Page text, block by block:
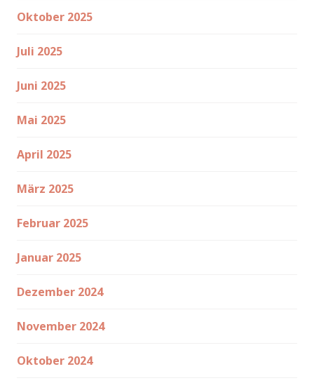
Oktober 2025
Juli 2025
Juni 2025
Mai 2025
April 2025
März 2025
Februar 2025
Januar 2025
Dezember 2024
November 2024
Oktober 2024